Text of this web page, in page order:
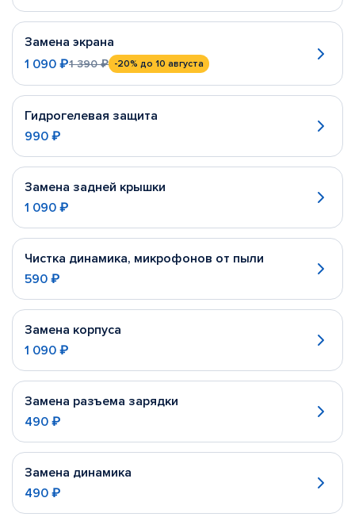
Замена экрана
1 090 ₽1 390 ₽ -20% до 10 августа
Гидрогелевая защита
990 ₽
Замена задней крышки
1 090 ₽
Чистка динамика, микрофонов от пыли
590 ₽
Замена корпуса
1 090 ₽
Замена разъема зарядки
490 ₽
Замена динамика
490 ₽